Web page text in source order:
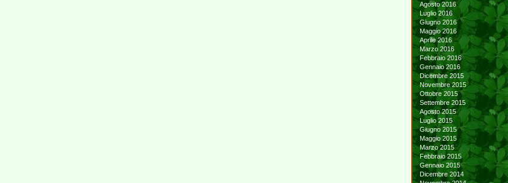
Agosto 2016
Luglio 2016
Giugno 2016
Maggio 2016
Aprile 2016
Marzo 2016
Febbraio 2016
Gennaio 2016
Dicembre 2015
Novembre 2015
Ottobre 2015
Settembre 2015
Agosto 2015
Luglio 2015
Giugno 2015
Maggio 2015
Marzo 2015
Febbraio 2015
Gennaio 2015
Dicembre 2014